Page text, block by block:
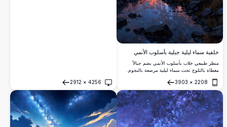
خلفية سماء ليلية جبلية بأسلوب الأنمي
منظر طبيعي خلاب بأسلوب الأنمي يضم جبالاً
مغطاة بالثلوج تحت سماء ليلية مرصعة بالنجوم.
محاط بغابات الصنوبر الداكنة وسحب كونية مبهجة.
2208
×
3903
فتح
4256
×
2912
فتح